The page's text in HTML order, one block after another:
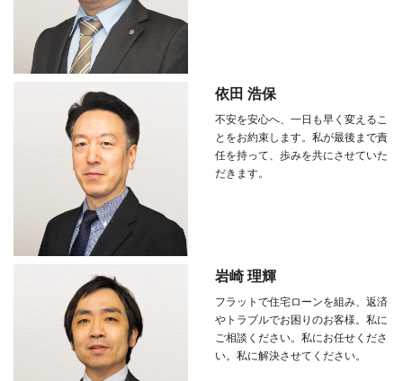
依田 浩保
不安を安心へ、一日も早く変えるこ
とをお約束します。私が最後まで責
任を持って、歩みを共にさせていた
だきます。
岩崎 理輝
フラットで住宅ローンを組み、返済
やトラブルでお困りのお客様。私に
ご相談ください。私にお任せくださ
い。私に解決させてください。